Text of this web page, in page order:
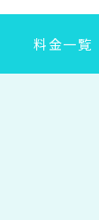
料金一覧